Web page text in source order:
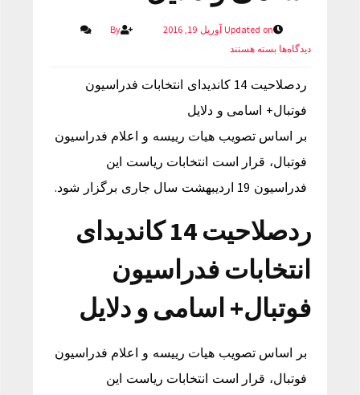
Updated on آوریل 19, 2016
By
دیدگاه‌هابسته هستند
ردصلاحیت 14 کاندیدای انتخابات فدراسیون
فوتبال‌+ اسامی و دلایل
بر اساس تصویب هیات رییسه و اعلام فدراسیون
فو‌تبا‌ل، قرار است انتخابات ریاست این
فدراسیون 19 اردیبهشت سال جاری برگزار شود.
ردصلاحیت 14 کاندیدای
انتخابات فدراسیون
فوتبال‌+ اسامی و دلایل
بر اساس تصویب هیات رییسه و اعلام فدراسیون
فو‌تبا‌ل، قرار است انتخابات ریاست این